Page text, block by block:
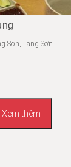
Sơn, Lạng Sơn
Xem thêm